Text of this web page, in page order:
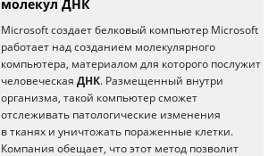
молекул ДНК
Microsoft создает белковый компьютер Microsoft
работает над созданием молекулярного
компьютера, материалом для которого послужит
человеческая ДНК. Размещенный внутри
организма, такой компьютер сможет
отслеживать патологические изменения
в тканях и уничтожать пораженные клетки.
Компания обещает, что этот метод позволит